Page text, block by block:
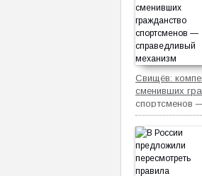
Свищёв:
сменивших
спортсменов
механизм